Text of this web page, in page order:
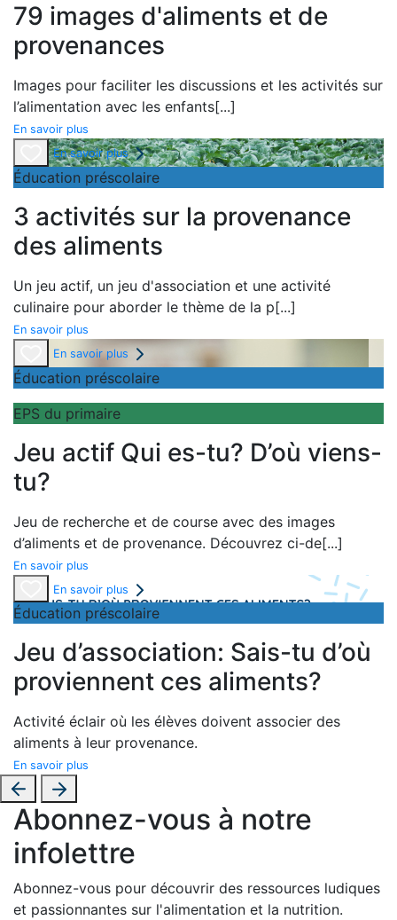
79 images d'aliments et de
provenances
Images pour faciliter les discussions et les activités sur
l’alimentation avec les enfants[...]
En savoir plus
En savoir plus
Éducation préscolaire
3 activités sur la provenance
des aliments
Un jeu actif, un jeu d'association et une activité
culinaire pour aborder le thème de la p[...]
En savoir plus
En savoir plus
Éducation préscolaire
EPS du primaire
Jeu actif Qui es-tu? D’où viens-
tu?
Jeu de recherche et de course avec des images
d’aliments et de provenance. Découvrez ci-de[...]
En savoir plus
En savoir plus
Éducation préscolaire
Jeu d’association: Sais-tu d’où
proviennent ces aliments?
Activité éclair où les élèves doivent associer des
aliments à leur provenance.
En savoir plus
Abonnez-vous à notre
infolettre
Abonnez-vous pour découvrir des ressources ludiques
et passionnantes sur l'alimentation et la nutrition.